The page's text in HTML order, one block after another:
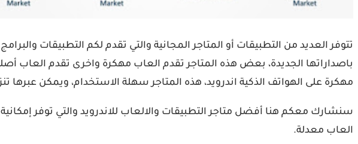
تتوفر العديد من التطبيقات أو المتاجر المجانية والتي تقدم لكم التطبيقات
باصداراتها الجديدة، بعض هذه المتاجر تقدم العاب مهكرة واخرى تقدم العاب
مهكرة على الهواتف الذكية اندرويد، هذه المتاجر سهلة الاستخدام، ويمكن عبرها
سنشارك معكم هنا أفضل متاجر التطبيقات والالعاب للاندرويد والتي توفر
العاب معدلة.